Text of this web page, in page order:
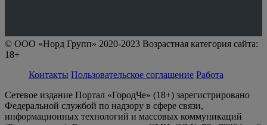
© ООО «Норд Групп» 2020-2023 Возрастная категория сайта:
18+
Контакты Пользовательское соглашение Работа
Сетевое издание Портал «ГородЧе» (18+) зарегистрировано
Федеральной службой по надзору в сфере связи,
информационных технологий и массовых коммуникаций